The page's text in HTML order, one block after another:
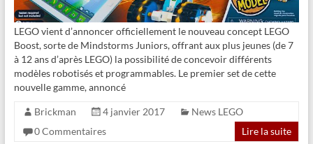
LEGO vient d’annoncer officiellement le nouveau concept LEGO
Boost, sorte de Mindstorms Juniors, offrant aux plus jeunes (de 7
à 12 ans d’après LEGO) la possibilité de concevoir différents
modèles robotisés et programmables. Le premier set de cette
nouvelle gamme, annoncé
Brickman 4 janvier 2017
News LEGO
0 Commentaires
Lire la suite